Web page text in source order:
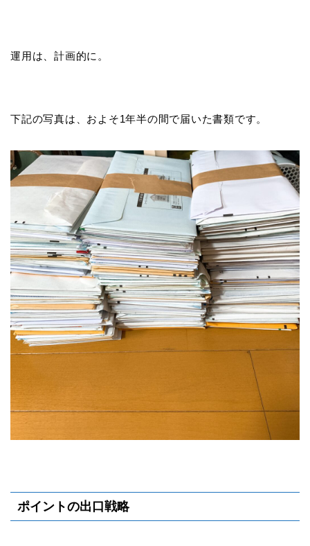
運用は、計画的に。
下記の写真は、およそ1年半の間で届いた書類です。
ポイントの出口戦略